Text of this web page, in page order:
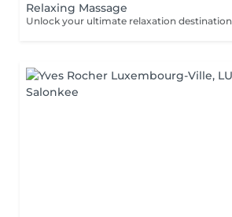
Relaxing Massage